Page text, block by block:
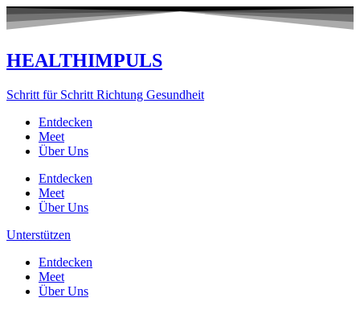
Zum
Inhalt
HEALTHIMPULS
Schritt für Schritt Richtung Gesundheit
Entdecken
Meet
Über Uns
Entdecken
Meet
Über Uns
Unterstützen
Entdecken
Meet
Über Uns